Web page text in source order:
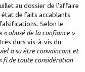
au dossier de l’affaire
de faits accablants
Selon le
« abusé de la confiance »
durs vis-à-vis du
a su être convaincant et
fi de toute considération